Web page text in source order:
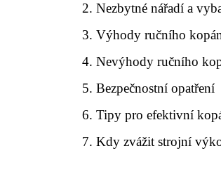
Nezbytné nářadí a
Výhody ručního
Nevýhody ručního
Bezpečnostní opatření
Tipy pro efektivní
Kdy zvážit strojní